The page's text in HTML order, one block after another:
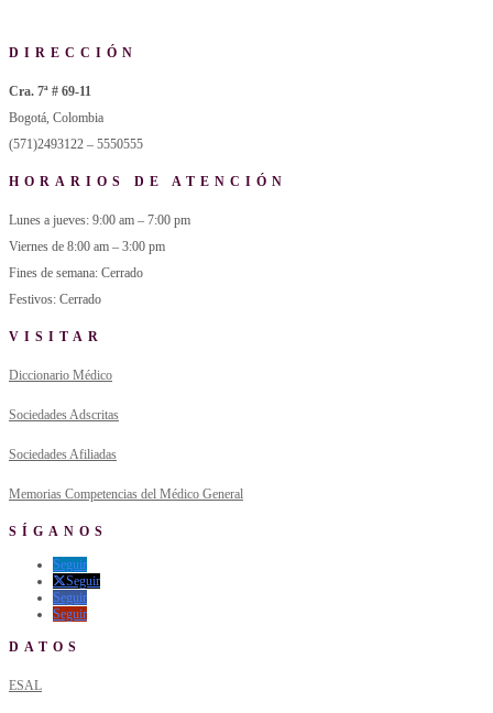
DIRECCIÓN
Cra. 7ª # 69-11
Bogotá, Colombia
(571)2493122 – 5550555
HORARIOS DE ATENCIÓN
Lunes a jueves: 9:00 am – 7:00 pm
Viernes de 8:00 am – 3:00 pm
Fines de semana: Cerrado
Festivos: Cerrado
VISITAR
Diccionario Médico
Sociedades Adscritas
Sociedades Afiliadas
Memorias Competencias del Médico General
SÍGANOS
Seguir
Seguir
Seguir
Seguir
DATOS
ESAL